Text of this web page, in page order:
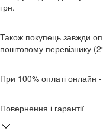
грн.
Також покупець завжди
поштовому перевізнику
При 100% оплаті онлайн
Повернення і гарантії